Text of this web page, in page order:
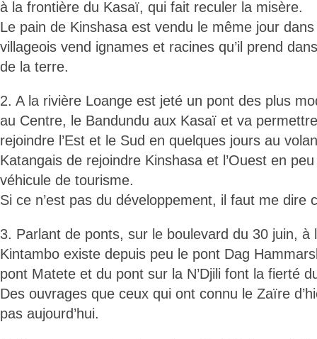
à la frontière du Kasaï, qui fait reculer la misère.
Le pain de Kinshasa est vendu le même jour
villageois vend ignames et racines qu’il prend
de la terre.
2. A la rivière Loange est jeté un pont des plus
au Centre, le Bandundu aux Kasaï et va
rejoindre l’Est et le Sud en quelques jours au
Katangais de rejoindre Kinshasa et l’Ouest en
véhicule de tourisme.
Si ce n’est pas du développement, il faut me dire
3. Parlant de ponts, sur le boulevard du 30 juin, à
Kintambo existe depuis peu le pont Dag
pont Matete et du pont sur la N’Djili font la fierté
Des ouvrages que ceux qui ont connu le Zaïre
pas aujourd’hui.